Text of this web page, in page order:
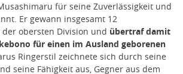
für seine Zuverlässigkeit und
Er gewann insgesamt 12
obersten Division und übertraf damit
für einen im Ausland geborenen
Ringerstil zeichnete sich durch seine
seine Fähigkeit aus, Gegner aus dem